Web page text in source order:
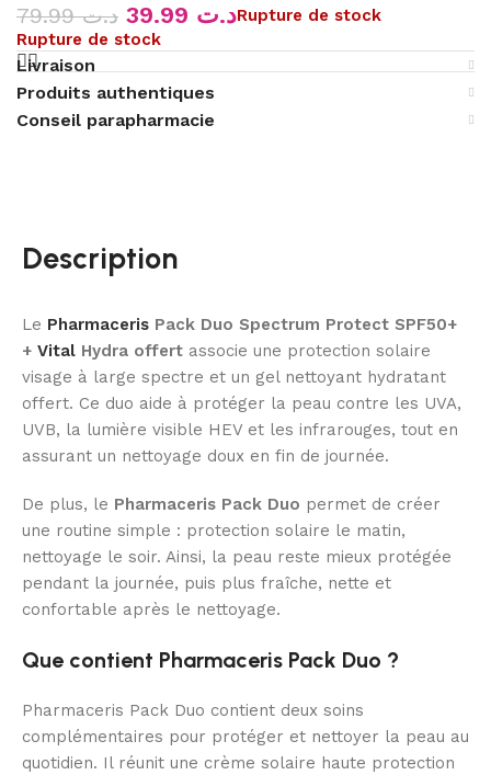
د.ت79.99 د.تRupture de stock
Rupture de stock
Livraison
Produits authentiques
Conseil parapharmacie
Description
Le Pharmaceris Pack Duo Spectrum Protect SPF50+
+ Vital Hydra offert associe une protection solaire
visage à large spectre et un gel nettoyant hydratant
offert. Ce duo aide à protéger la peau contre les UVA,
UVB, la lumière visible HEV et les infrarouges, tout en
assurant un nettoyage doux en fin de journée.
De plus, le Pharmaceris Pack Duo permet de créer
une routine simple : protection solaire le matin,
nettoyage le soir. Ainsi, la peau reste mieux protégée
pendant la journée, puis plus fraîche, nette et
confortable après le nettoyage.
Que contient Pharmaceris Pack Duo ?
Pharmaceris Pack Duo contient deux soins
complémentaires pour protéger et nettoyer la peau au
quotidien. Il réunit une crème solaire haute protection